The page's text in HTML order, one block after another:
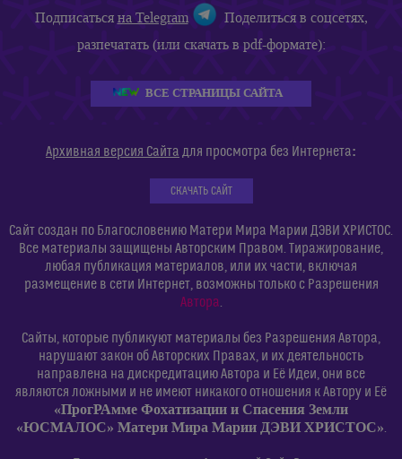
Подписатьсяна Telegram
Поделиться в соцсетях,
разпечатать (или скачать в pdf-формате):
ВСЕ СТРАНИЦЫ САЙТА
Архивная версия Сайта для просмотра без Интернета:
СКАЧАТЬ САЙТ
Сайт создан по Благословению Матери Мира Марии ДЭВИ ХРИСТОС.
Все материалы защищены Авторским Правом. Тиражирование,
любая публикация материалов, или их части, включая
размещение в сети Интернет, возможны только с Разрешения
Автора.
Сайты, которые публикуют материалы без Разрешения Автора,
нарушают закон об Авторских Правах, и их деятельность
направлена на дискредитацию Автора и Её Идеи, они все
являются ложными и не имеют никакого отношения к Автору и Её
«ПрогРАмме Фохатизации и Спасения Земли
«ЮСМАЛОС» Матери Мира Марии ДЭВИ ХРИСТОС».